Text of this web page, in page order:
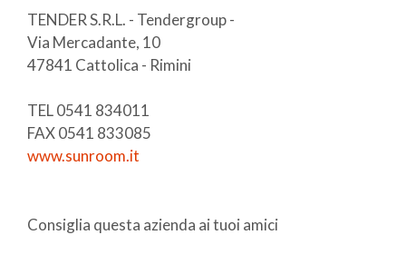
TENDER S.R.L. - Tendergroup -
Via Mercadante, 10
47841 Cattolica - Rimini
TEL 0541 834011
FAX 0541 833085
www.sunroom.it
Consiglia questa azienda ai tuoi amici